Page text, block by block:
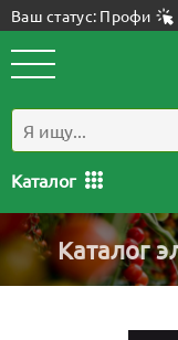
Ваш статус: Профи
Каталог
Каталог